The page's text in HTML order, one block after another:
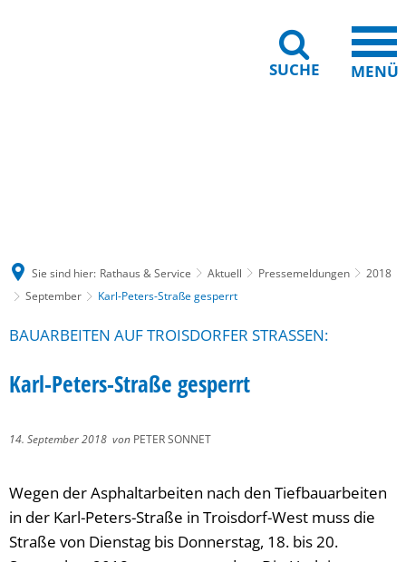
SUCHE MENÜ
Sie sind hier: Rathaus & Service Aktuell Pressemeldungen
2018
September
Karl-Peters-Straße gesperrt
BAUARBEITEN AUF TROISDORFER STRASSEN:
Karl-Peters-Straße gesperrt
14. September 2018 von PETER SONNET
Wegen der Asphaltarbeiten nach den Tiefbauarbeiten
in der Karl-Peters-Straße in Troisdorf-West muss die
Straße von Dienstag bis Donnerstag, 18. bis 20.